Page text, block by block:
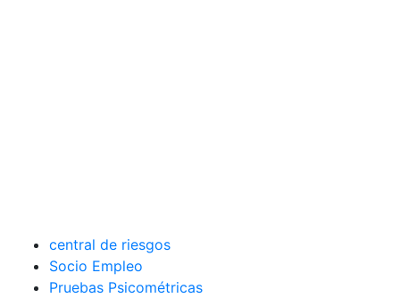
central de riesgos
Socio Empleo
Pruebas Psicométricas